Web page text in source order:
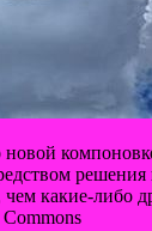
решения
чем какие-либо